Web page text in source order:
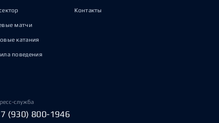
матчи
катания
поведения
Контакты
служба
(930) 800-1946